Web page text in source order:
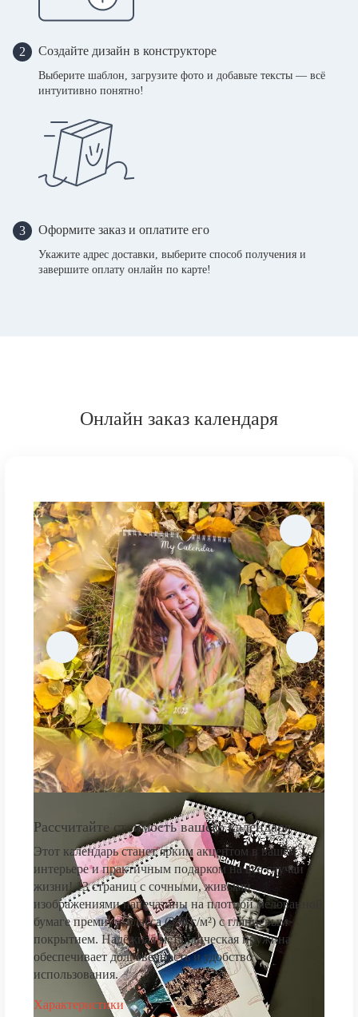
2 Создайте дизайн в конструкторе
Выберите шаблон, загрузите фото и добавьте тексты — всё
интуитивно понятно!
3 Оформите заказ и оплатите его
Укажите адрес доставки, выберите способ получения и
завершите оплату онлайн по карте!
Онлайн заказ календаря
Рассчитайте стоимость вашего календаря
Этот календарь станет ярким акцентом в вашем
интерьере и практичным подарком на все случаи
жизни! 13 страниц с сочными, живыми
изображениями напечатаны на плотной мелованной
бумаге премиум-класса (250 г/м²) с глянцевым
покрытием. Надёжная металлическая пружина
обеспечивает долговечность и удобство
использования.
Характеристики